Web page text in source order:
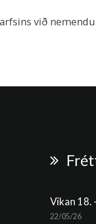
við
Vikan 18.
22/05/26